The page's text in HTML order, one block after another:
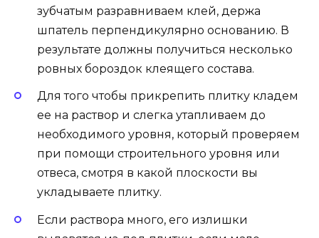
зубчатым разравниваем клей, держа
шпатель перпендикулярно основанию. В
результате должны получиться несколько
ровных бороздок клеящего состава.
Для того чтобы прикрепить плитку кладем
ее на раствор и слегка утапливаем до
необходимого уровня, который проверяем
при помощи строительного уровня или
отвеса, смотря в какой плоскости вы
укладываете плитку.
Если раствора много, его излишки